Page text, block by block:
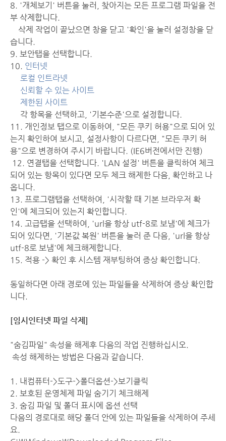
8. '개체보기' 버튼을 눌러, 찾아지는 모든 프로그램 파일을 전
부 삭제합니다.
삭제 작업이 끝났으면 창을 닫고 '확인'을 눌러 설정창을 닫
습니다.
9. 보안탭을 선택합니다.
10. 인터넷
로컬 인트라넷
신뢰할 수 있는 사이트
제한된 사이트
각 항목을 선택하고, '기본수준'으로 설정합니다.
11. 개인정보 탭으로 이동하여, "모든 쿠키 허용"으로 되어 있
는지 확인하여 보시고, 설정사항이 다르다면, "모든 쿠키 허
용"으로 변경하여 주시기 바랍니다. (IE6버전에서만 진행)
12. 연결탭을 선택합니다. 'LAN 설정' 버튼을 클릭하여 체크
되어 있는 항목이 있다면 모두 체크 해제한 다음, 확인하고 나
옵니다.
13. 프로그램탭을 선택하여, '시작할 때 기본 브라우저 확
인'에 체크되어 있는지 확인합니다.
14. 고급탭을 선택하여, 'url을 항상 utf-8로 보냄'에 체크가
되어 있다면, '기본값 복원' 버튼을 눌러 준 다음, 'url을 항상
utf-8로 보냄'에 체크해제합니다.
15. 적용 -> 확인 후 시스템 재부팅하여 증상 확인합니다.
동일하다면 아래 경로에 있는 파일들을 삭제하여 증상 확인합
니다.
[임시인터넷 파일 삭제]
"숨김파일" 속성을 해제후 다음의 작업 진행하십시오.
속성 해제하는 방법은 다음과 같습니다.
1. 내컴퓨터->도구->폴더옵션->보기클릭
2. 보호된 운영체제 파일 숨기기 체크해제
3. 숨김 파일 및 폴더 표시에 옵션 선택
다음의 경로대로 해당 폴더 안에 있는 파일들을 삭제하여 주세
요.